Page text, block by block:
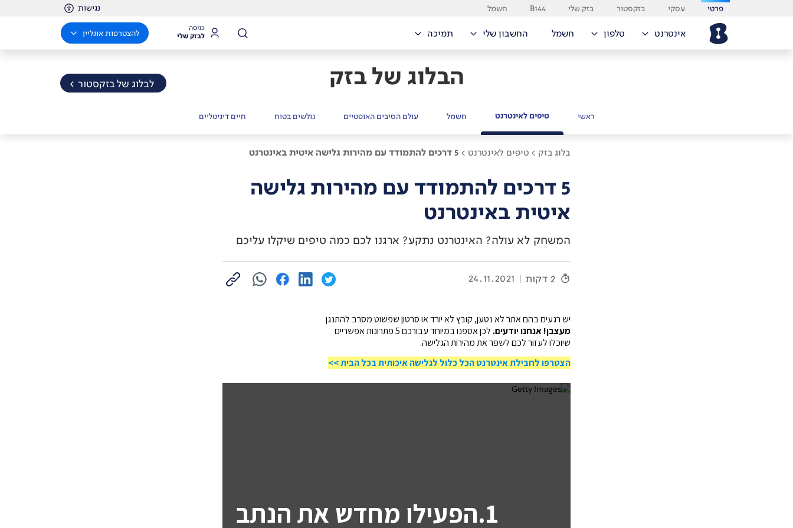
פרטי עסקי בזקסטור בזק שלי B144 חשמל נגישות
אינטרנט טלפון חשמל החשבון שלי תמיכה כניסה
לבזק שלי להצטרפות אונליין
הבלוג של בזק לבלוג של בזקסטור
ראשי טיפים לאינטרנט חשמל עולם הסיבים האופטיים גולשים בטוח חיים דיגיטליים
בלוג בזק > טיפים לאינטרנט > 5 דרכים להתמודד עם מהירות גלישה איטית באינטרנט
5 דרכים להתמודד עם מהירות גלישה
איטית באינטרנט
המשחק לא עולה? האינטרנט נתקע? ארגנו לכם כמה טיפים שיקלו עליכם
2 דקות 24.11.2021
יש רגעים בהם אתר לא נטען, קובץ לא יורד או סרטון שפשוט מסרב להתנגן
מעצבן! אנחנו יודעים. לכן אספנו במיוחד עבורכם 5 פתרונות אפשריים
שיוכלו לעזור לכם לשפר את מהירות הגלישה.
הצטרפו לחבילת אינטרנט הכל כלול לגלישה איכותית בכל הבית >>
1.הפעילו מחדש את הנתב
כפתור ההפעלה בחלקו האחורי